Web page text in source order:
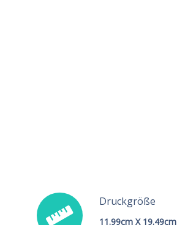
Druckgröße
11.99cm X 19.49cm